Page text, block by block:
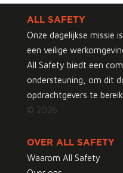
ALL SAFETY
Onze dagelijkse missie
een veilige
All Safety biedt een
ondersteuning, om dit
opdrachtgevers te
© 2026
OVER ALL SAFETY
Waarom All Safety